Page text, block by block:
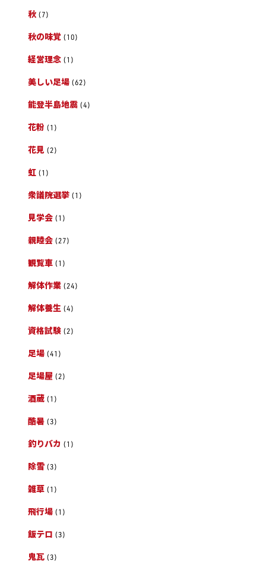
秋 (7)
秋の味覚 (10)
経営理念 (1)
美しい足場 (62)
能登半島地震 (4)
花粉 (1)
花見 (2)
虹 (1)
衆議院選挙 (1)
見学会 (1)
親睦会 (27)
観覧車 (1)
解体作業 (24)
解体養生 (4)
資格試験 (2)
足場 (41)
足場屋 (2)
酒蔵 (1)
酷暑 (3)
釣りバカ (1)
除雪 (3)
雑草 (1)
飛行場 (1)
飯テロ (3)
鬼瓦 (3)